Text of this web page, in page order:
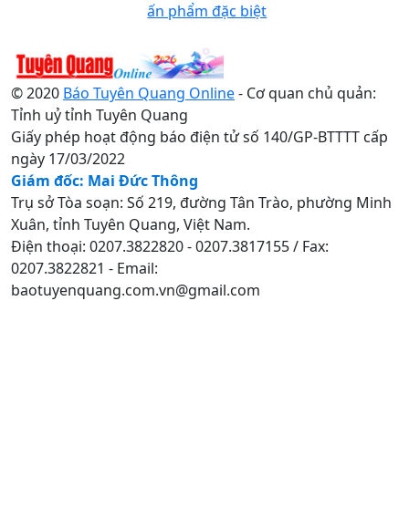
ấn phẩm đặc biệt
© 2020 Báo Tuyên Quang Online- Cơ quan chủ quản:
Tỉnh uỷ tỉnh Tuyên Quang
Giấy phép hoạt động báo điện tử số 140/GP-BTTTT cấp
ngày 17/03/2022
Giám đốc: Mai Đức Thông
Trụ sở Tòa soạn: Số 219, đường Tân Trào, phường Minh
Xuân, tỉnh Tuyên Quang, Việt Nam.
Điện thoại: 0207.3822820 - 0207.3817155 / Fax:
0207.3822821 - Email:
baotuyenquang.com.vn@gmail.com